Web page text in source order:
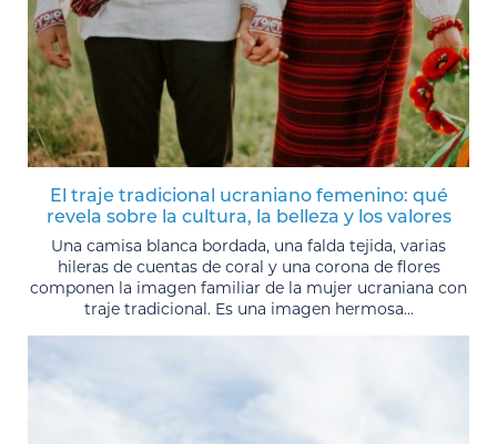
El traje tradicional ucraniano femenino: qué
revela sobre la cultura, la belleza y los valores
Una camisa blanca bordada, una falda tejida, varias
hileras de cuentas de coral y una corona de flores
componen la imagen familiar de la mujer ucraniana con
traje tradicional. Es una imagen hermosa...